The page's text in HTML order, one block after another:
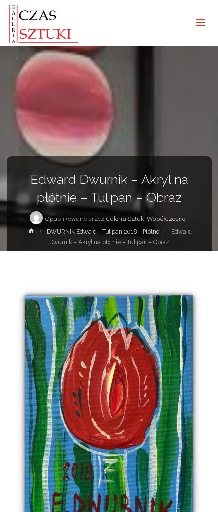
Edward Dwurnik – Akryl na
płótnie – Tulipan – Obraz
Opublikowane przez Galeria Sztuki Współczesnej
Strona
główna
DWURNIK Edward - Tulipan 2018 - Płótno
Edward
Dwurnik – Akryl na płótnie – Tulipan – Obraz